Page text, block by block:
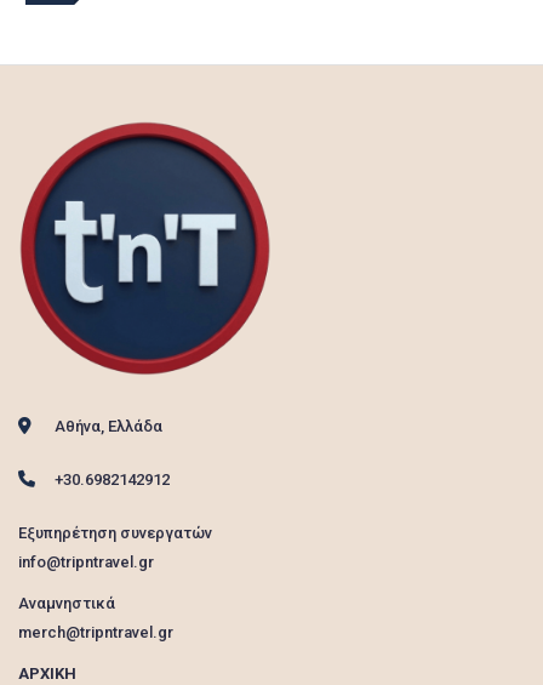
Αθήνα, Ελλάδα
+30.6982142912
Εξυπηρέτηση συνεργατών
info@tripntravel.gr
Αναμνηστικά
merch@tripntravel.gr
ΑΡΧΙΚΗ